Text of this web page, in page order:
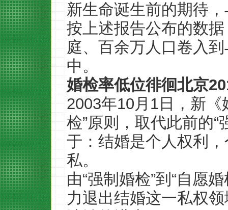
新生命诞生前的期待
按上述报告公布的数
庭、百余万人口卷入
中。
婚检率低位徘徊北京
2003年10月1日，新《
检”原则，取代此前的
于：结婚是个人权利
私。
由“强制婚检”到“自愿
力退出结婚这一私权